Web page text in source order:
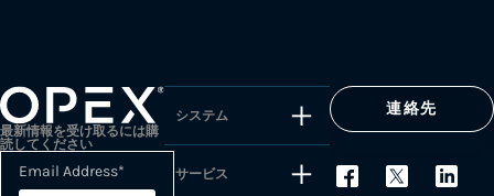
最新情報を受け取るには購
読してください
Email Address*
システム
サービス
連絡先